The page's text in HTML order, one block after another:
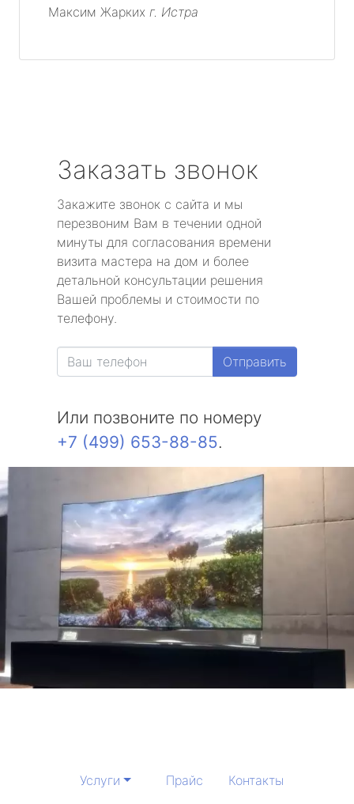
Максим Жарких г. Истра
Заказать звонок
Закажите звонок с сайта и мы
перезвоним Вам в течении одной
минуты для согласования времени
визита мастера на дом и более
детальной консультации решения
Вашей проблемы и стоимости по
телефону.
Отправить
Или позвоните по номеру
+7 (499) 653-88-85.
Услуги Прайс
Контакты